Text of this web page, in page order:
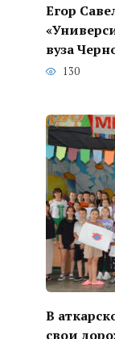
Егор
вуза
130
В
свои